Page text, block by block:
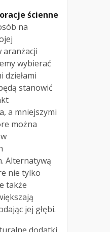
ścienne
na
aranżacji
wybierać
dziełami
stanowić
a mniejszymi
można
Alternatywą
nie tylko
także
jej głębi.
dodatki,